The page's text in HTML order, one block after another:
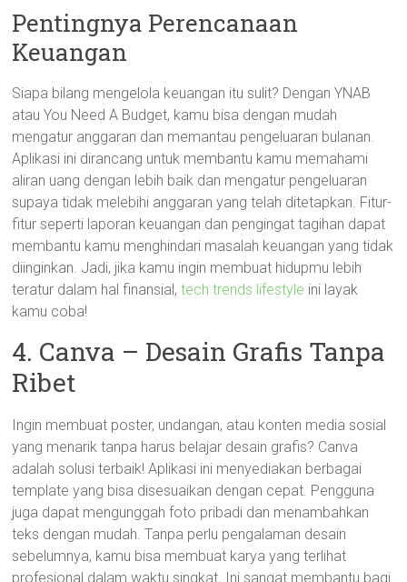
Pentingnya Perencanaan
Keuangan
Siapa bilang mengelola keuangan itu sulit? Dengan YNAB
atau You Need A Budget, kamu bisa dengan mudah
mengatur anggaran dan memantau pengeluaran bulanan.
Aplikasi ini dirancang untuk membantu kamu memahami
aliran uang dengan lebih baik dan mengatur pengeluaran
supaya tidak melebihi anggaran yang telah ditetapkan. Fitur-
fitur seperti laporan keuangan dan pengingat tagihan dapat
membantu kamu menghindari masalah keuangan yang tidak
diinginkan. Jadi, jika kamu ingin membuat hidupmu lebih
teratur dalam hal finansial,tech trends lifestyle ini layak
kamu coba!
4. Canva – Desain Grafis Tanpa
Ribet
Ingin membuat poster, undangan, atau konten media sosial
yang menarik tanpa harus belajar desain grafis? Canva
adalah solusi terbaik! Aplikasi ini menyediakan berbagai
template yang bisa disesuaikan dengan cepat. Pengguna
juga dapat mengunggah foto pribadi dan menambahkan
teks dengan mudah. Tanpa perlu pengalaman desain
sebelumnya, kamu bisa membuat karya yang terlihat
profesional dalam waktu singkat. Ini sangat membantu bagi